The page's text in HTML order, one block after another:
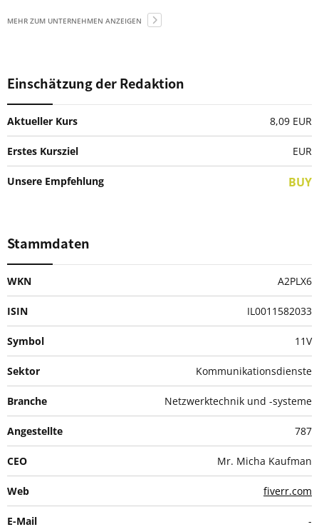
MEHR ZUM UNTERNEHMEN ANZEIGEN
Einschätzung der Redaktion
Aktueller Kurs 8,09 EUR
Erstes Kursziel EUR
Unsere Empfehlung BUY
Stammdaten
WKN A2PLX6
ISIN IL0011582033
Symbol 11V
Sektor Kommunikationsdienste
Branche Netzwerktechnik und -systeme
Angestellte 787
CEO Mr. Micha Kaufman
Web fiverr.com
E-Mail -